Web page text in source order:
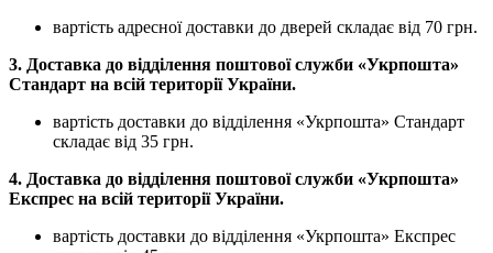
вартість адресної доставки до дверей складає від 70 грн.
3. Доставка до відділення поштової служби «Укрпошта»
Стандарт на всій території України.
вартість доставки до відділення «Укрпошта» Стандарт
складає від 35 грн.
4. Доставка до відділення поштової служби «Укрпошта»
Експрес на всій території України.
вартість доставки до відділення «Укрпошта» Експрес